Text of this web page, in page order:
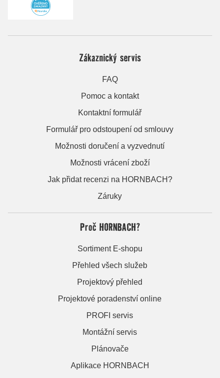
Zákaznický servis
FAQ
Pomoc a kontakt
Kontaktní formulář
Formulář pro odstoupení od smlouvy
Možnosti doručení a vyzvednutí
Možnosti vrácení zboží
Jak přidat recenzi na HORNBACH?
Záruky
Proč HORNBACH?
Sortiment E-shopu
Přehled všech služeb
Projektový přehled
Projektové poradenství online
PROFI servis
Montážní servis
Plánovače
Aplikace HORNBACH